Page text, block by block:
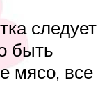
следует
быть
мясо, все